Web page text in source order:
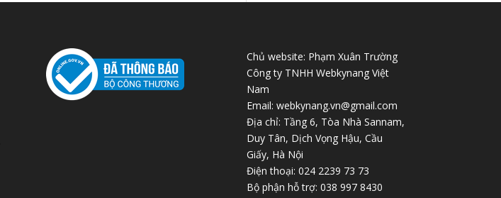
Chủ website: Phạm Xuân Trường
Công ty TNHH Webkynang Việt
Nam
Email: webkynang.vn@gmail.com
Địa chỉ: Tầng 6, Tòa Nhà Sannam,
Duy Tân, Dịch Vọng Hậu, Cầu
Giấy, Hà Nội
Điện thoại: 024 2239 73 73
Bộ phận hỗ trợ: 038 997 8430